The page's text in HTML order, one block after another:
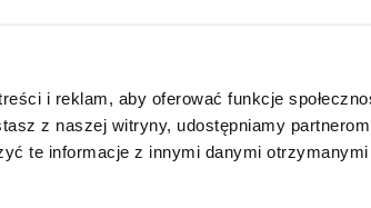
i reklam, aby oferować funkcje
z naszej witryny, udostępniamy partnerom
te informacje z innymi danymi